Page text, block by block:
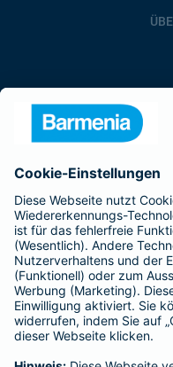
Barmenia ist
Kranken-